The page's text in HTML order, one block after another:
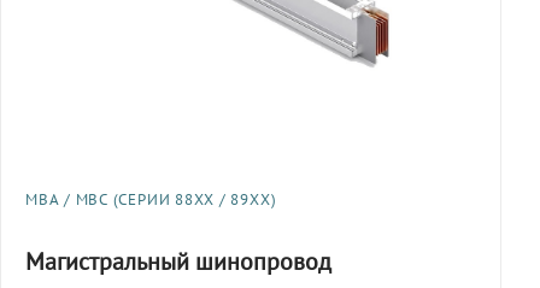
МВА / МВС (СЕРИИ 88XX / 89XX)
Магистральный шинопровод